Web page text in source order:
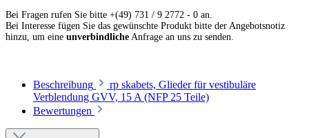
Bei Fragen rufen Sie bitte +(49) 731 / 9 2772 - 0 an.
Bei Interesse fügen Sie das gewünschte Produkt bitte der Angebotsnotiz
hinzu, um eine unverbindliche Anfrage an uns zu senden.
Beschreibung
rp skabets, Glieder für vestibuläre
Verblendung GVV, 15 A (NFP 25 Teile)
Bewertungen